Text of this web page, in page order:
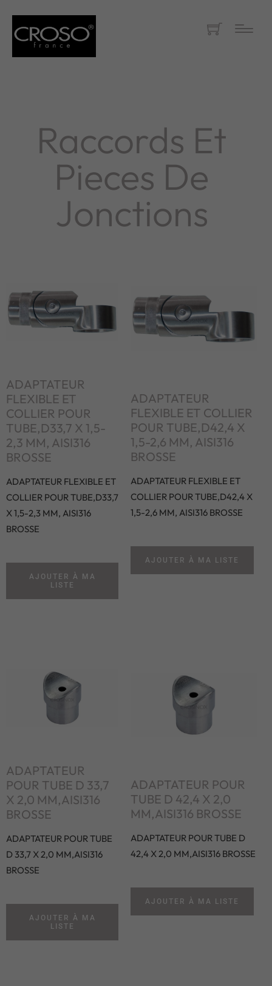
Raccords Et
Pieces De
Jonctions
ADAPTATEUR
FLEXIBLE ET
COLLIER POUR
TUBE,D33,7 X 1,5-
2,3 MM, AISI316
BROSSE
ADAPTATEUR FLEXIBLE ET
COLLIER POUR TUBE,D33,7
X 1,5-2,3 MM, AISI316
BROSSE
AJOUTER À MA
LISTE
ADAPTATEUR
FLEXIBLE ET COLLIER
POUR TUBE,D42,4 X
1,5-2,6 MM, AISI316
BROSSE
ADAPTATEUR FLEXIBLE ET
COLLIER POUR TUBE,D42,4 X
1,5-2,6 MM, AISI316 BROSSE
AJOUTER À MA LISTE
ADAPTATEUR
POUR TUBE D 33,7
X 2,0 MM,AISI316
BROSSE
ADAPTATEUR POUR TUBE
D 33,7 X 2,0 MM,AISI316
BROSSE
AJOUTER À MA
LISTE
ADAPTATEUR POUR
TUBE D 42,4 X 2,0
MM,AISI316 BROSSE
ADAPTATEUR POUR TUBE D
42,4 X 2,0 MM,AISI316 BROSSE
AJOUTER À MA LISTE